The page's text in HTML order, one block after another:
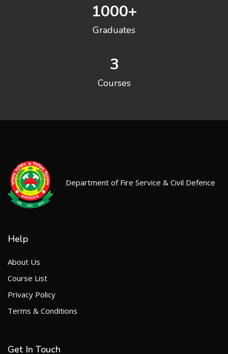
1000+
Graduates
3
Courses
Department of Fire Service & Civil Defence
Help
About Us
Course List
Privacy Policy
Terms & Conditions
Get In Touch